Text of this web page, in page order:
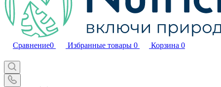
Сравнение0 Избранные товары 0 Корзина 0